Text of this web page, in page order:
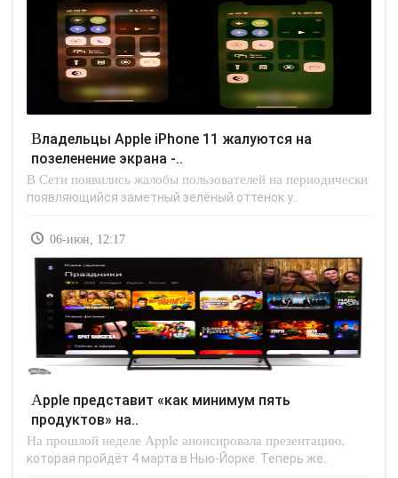
Владельцы Apple iPhone 11 жалуются на
позеленение экрана -..
В Сети появились жалобы пользователей на периодически
появляющийся заметный зелёный оттенок у..
06-июн, 12:17
Apple представит «как минимум пять
продуктов» на..
На прошлой неделе Apple анонсировала презентацию,
которая пройдёт 4 марта в Нью-Йорке. Теперь же..